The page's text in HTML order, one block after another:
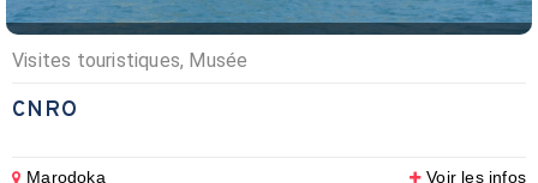
Visites touristiques, Musée
CNRO
Marodoka Voir les infos